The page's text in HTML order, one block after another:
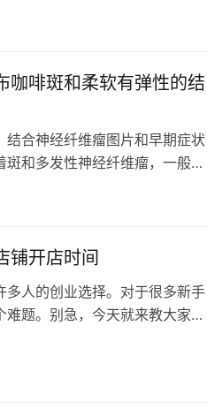
咖啡斑和柔软有弹性的结
合神经纤维瘤图片和早期症状
和多发性神经纤维瘤，一般是
铺开店时间
人的创业选择。对于很多新手
题。别急，今天就来教大家如